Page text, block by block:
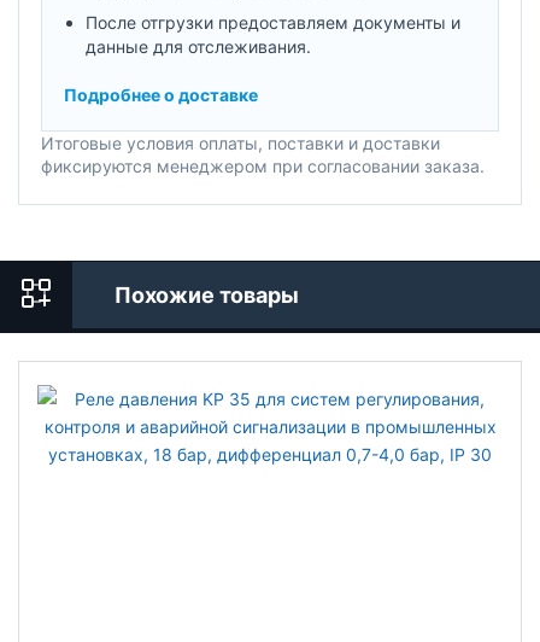
После отгрузки предоставляем документы и
данные для отслеживания.
Подробнее о доставке
Итоговые условия оплаты, поставки и доставки
фиксируются менеджером при согласовании заказа.
Похожие товары